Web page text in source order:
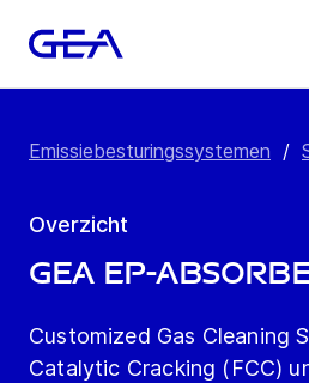
Emissiebesturingssystemen /
Overzicht
GEA EP-
Customized Gas Cleaning
Catalytic Cracking (FCC)